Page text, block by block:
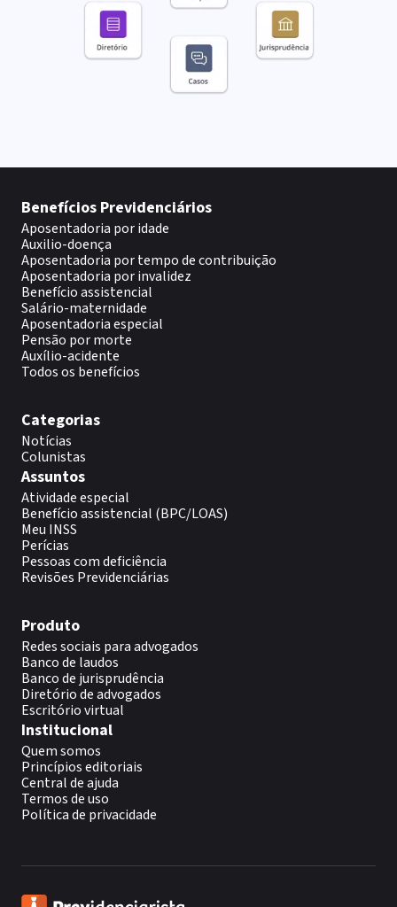
Benefícios Previdenciários
Aposentadoria por idade
Auxilio-doença
Aposentadoria por tempo de contribuição
Aposentadoria por invalidez
Benefício assistencial
Salário-maternidade
Aposentadoria especial
Pensão por morte
Auxílio-acidente
Todos os benefícios
Categorias
Notícias
Colunistas
Assuntos
Atividade especial
Benefício assistencial (BPC/LOAS)
Meu INSS
Perícias
Pessoas com deficiência
Revisões Previdenciárias
Produto
Redes sociais para advogados
Banco de laudos
Banco de jurisprudência
Diretório de advogados
Escritório virtual
Institucional
Quem somos
Princípios editoriais
Central de ajuda
Termos de uso
Política de privacidade